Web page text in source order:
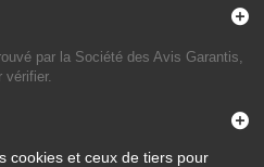
par la Société des Avis Garantis,
vérifier.
cookies et ceux de tiers pour